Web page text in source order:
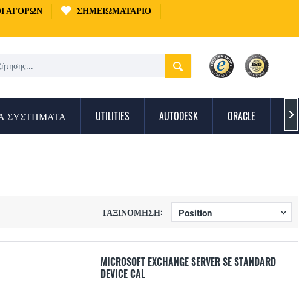
ΑΓΟΡΏΝ
ΣΗΜΕΙΩΜΑΤΆΡΙΟ
ΣΥΣΤΉΜΑΤΑ UTILITIES AUTODESK ORACLE 
ΤΑΞΙΝΌΜΗΣΗ:
MICROSOFT EXCHANGE SERVER SE STANDARD
DEVICE CAL